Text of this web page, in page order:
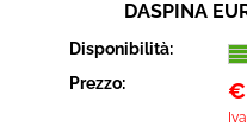
DASPINA
Disponibilità:
Prezzo:
€